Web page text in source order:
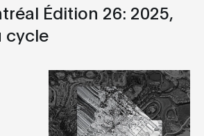
Édition 26: 2025,
cycle